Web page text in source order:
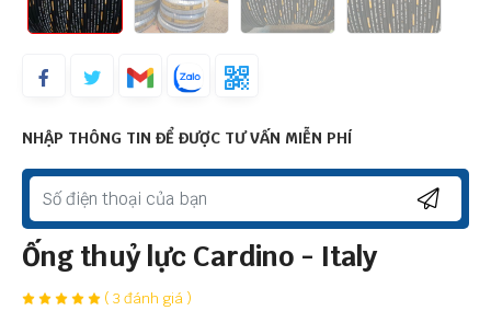
NHẬP THÔNG TIN ĐỂ ĐƯỢC TƯ VẤN MIỄN PHÍ
Ống thuỷ lực Cardino - Italy
( 3 đánh giá )